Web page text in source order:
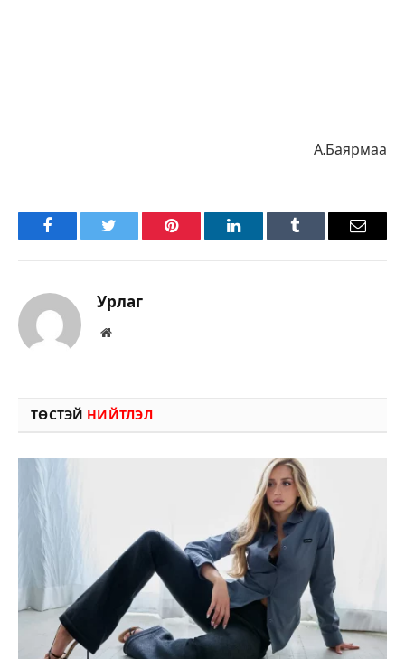
А.Баярмаа
FacebookTwitter Pinterest LinkedInTumblr Имэйл
Урлаг
Вэбсайт
ТӨСТЭЙ НИЙТЛЭЛ